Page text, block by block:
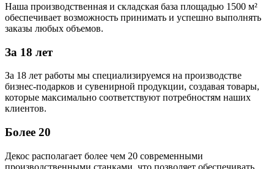
Наша производственная и складская база площадью 1500 м²
обеспечивает возможность принимать и успешно выполнять
заказы любых объемов.
За 18 лет
За 18 лет работы мы специализируемся на производстве
бизнес-подарков и сувенирной продукции, создавая товары,
которые максимально соответствуют потребностям наших
клиентов.
Более 20
Декос располагает более чем 20 современными
производственными станками, что позволяет обеспечивать